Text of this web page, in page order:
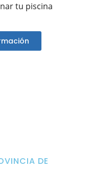
tu piscina
DE